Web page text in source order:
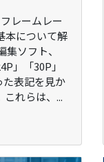
レームレー
本について解
ソフト、
」「30P」
た表記を見か
れらは、...